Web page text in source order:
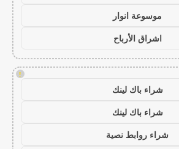
موسوعة انوار
اشراق الأرباح
!
شراء باك لينك
شراء باك لينك
شراء روابط نصية